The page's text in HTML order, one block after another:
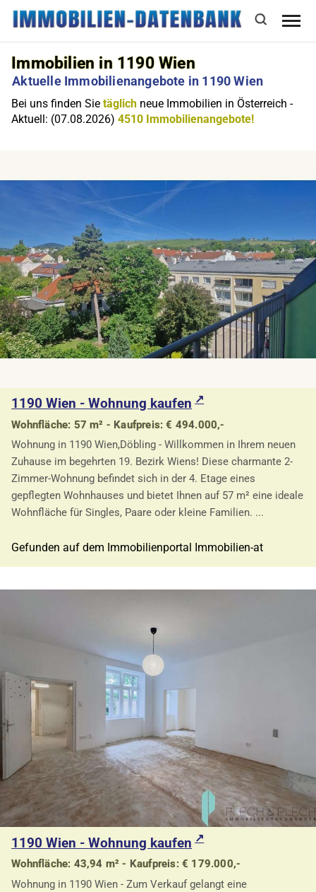
Immobilien in 1190 Wien
Aktuelle Immobilienangebote in 1190 Wien
Bei uns finden Sietäglich neue Immobilien in Österreich -
Aktuell: (07.08.2026)4510 Immobilienangebote!
1190 Wien - Wohnung kaufen
Wohnfläche: 57 m² - Kaufpreis: € 494.000,-
Wohnung in 1190 Wien,Döbling - Willkommen in Ihrem neuen
Zuhause im begehrten 19. Bezirk Wiens! Diese charmante 2-
Zimmer-Wohnung befindet sich in der 4. Etage eines
gepflegten Wohnhauses und bietet Ihnen auf 57 m² eine ideale
Wohnfläche für Singles, Paare oder kleine Familien. ...
Gefunden auf dem Immobilienportal Immobilien-at
1190 Wien - Wohnung kaufen
Wohnfläche: 43,94 m² - Kaufpreis: € 179.000,-
Wohnung in 1190 Wien - Zum Verkauf gelangt eine